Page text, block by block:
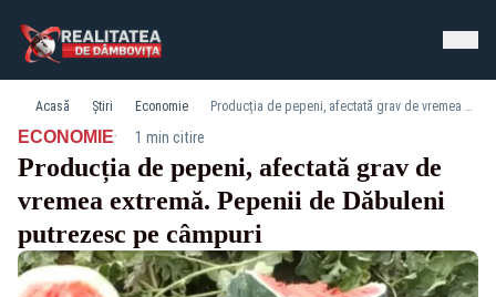
Acasă Știri Economie Producția de pepeni, afectată grav de vremea extremă. Pepenii de Dăbuleni putrezesc pe câmpuri
ECONOMIE· 1 min citire
Producția de pepeni, afectată grav de
vremea extremă. Pepenii de Dăbuleni
putrezesc pe câmpuri